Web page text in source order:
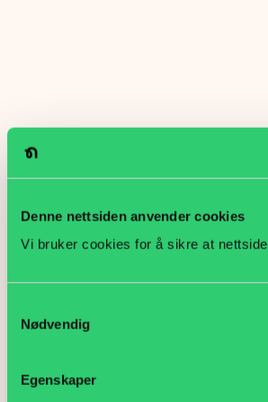
Denne nettsiden anvender cookies
Vi bruker cookies for å sikre at
Nødvendig
Egenskaper